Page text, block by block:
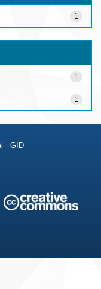
1
1
1
- GID